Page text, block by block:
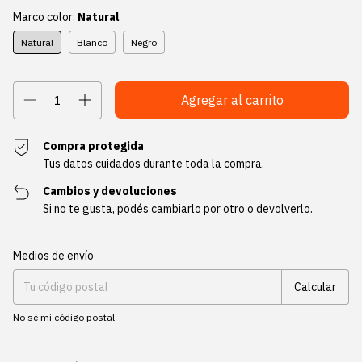
Marco color: Natural
Natural Blanco Negro
Compra protegida
Tus datos cuidados durante toda la compra.
Cambios y devoluciones
Si no te gusta, podés cambiarlo por otro o devolverlo.
Entregas para el CP:
Medios de envío
Calcular
No sé mi código postal